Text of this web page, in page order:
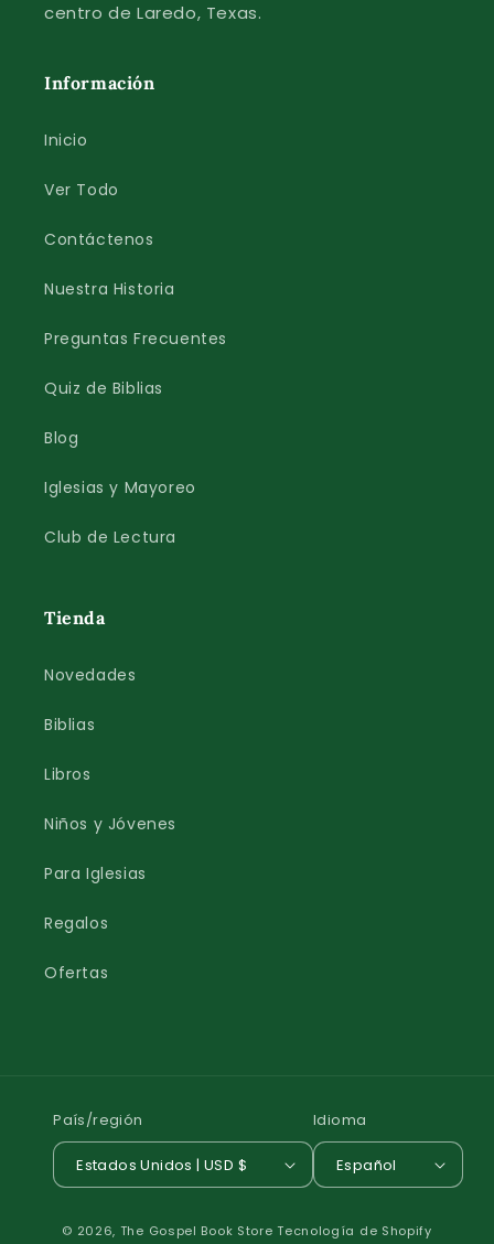
centro de Laredo, Texas.
Información
Inicio
Ver Todo
Contáctenos
Nuestra Historia
Preguntas Frecuentes
Quiz de Biblias
Blog
Iglesias y Mayoreo
Club de Lectura
Tienda
Novedades
Biblias
Libros
Niños y Jóvenes
Para Iglesias
Regalos
Ofertas
País/región
Estados Unidos | USD $
Idioma
Español
© 2026, The Gospel Book Store Tecnología de Shopify